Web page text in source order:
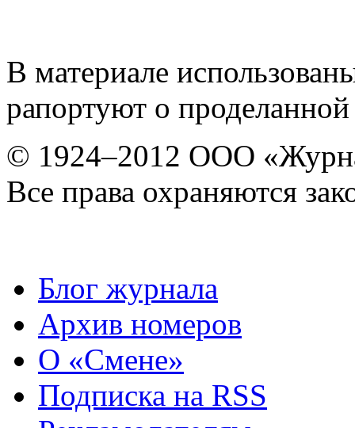
В материале
рапортуют о проделанной
© 1924–2012 ООО
Все права охраняются
Блог журнала
Архив номеров
О «Смене»
Подписка на RSS